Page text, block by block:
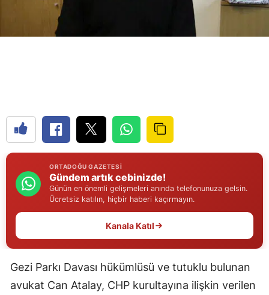
Çorum
Elazığ
Erzurum
Eskişehir
Gümüşhane
ORTADOĞU GAZETESI
Gündem artık cebinizde!
Günün en önemli gelişmeleri anında telefonunuza gelsin.
Ücretsiz katılın, hiçbir haberi kaçırmayın.
Kanala Katıl
Gezi Parkı Davası hükümlüsü ve tutuklu bulunan
avukat Can Atalay, CHP kurultayına ilişkin verilen